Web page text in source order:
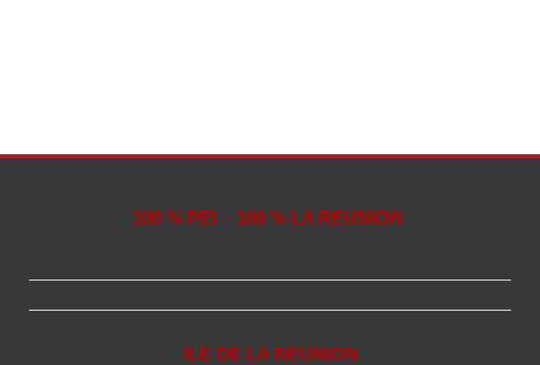
100 % PEI - 100 % LA REUNION
ILE DE LA REUNION